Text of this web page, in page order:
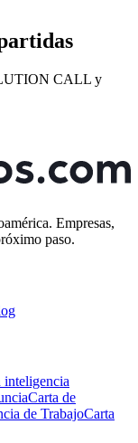
CALL y
Empresas,
paso.
inteligencia
Carta de
de TrabajoCarta